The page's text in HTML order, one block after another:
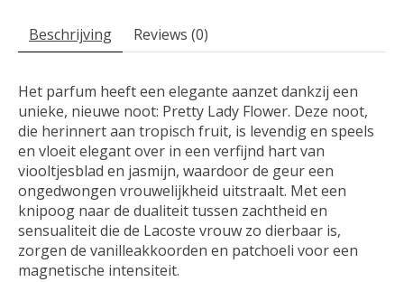
Beschrijving Reviews (0)
Het parfum heeft een elegante aanzet dankzij een
unieke, nieuwe noot: Pretty Lady Flower. Deze noot,
die herinnert aan tropisch fruit, is levendig en speels
en vloeit elegant over in een verfijnd hart van
viooltjesblad en jasmijn, waardoor de geur een
ongedwongen vrouwelijkheid uitstraalt. Met een
knipoog naar de dualiteit tussen zachtheid en
sensualiteit die de Lacoste vrouw zo dierbaar is,
zorgen de vanilleakkoorden en patchoeli voor een
magnetische intensiteit.